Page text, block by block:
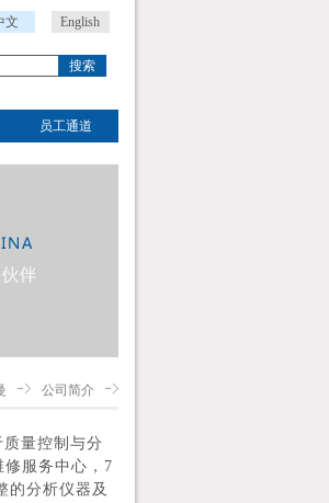
文 English
搜索
员工通道
公司简介
量控制与分
服务中心，7
的分析仪器及